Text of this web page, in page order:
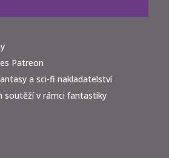
Patreon
a sci-fi nakladatelství
soutěží v rámci fantastiky